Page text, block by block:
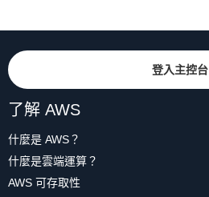
登入主控台
了解 AWS
什麼是 AWS？
什麼是雲端運算？
AWS 可存取性